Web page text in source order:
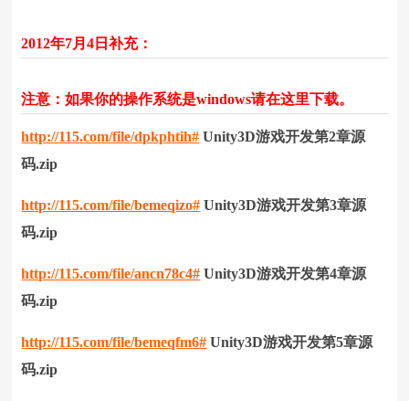
2012年7月4日补充：
注意：如果你的操作系统是windows请在这里下载。
http://115.com/file/dpkphtih# Unity3D游戏开发第2章源
码.zip
http://115.com/file/bemeqizo# Unity3D游戏开发第3章源
码.zip
http://115.com/file/ancn78c4# Unity3D游戏开发第4章源
码.zip
http://115.com/file/bemeqfm6# Unity3D游戏开发第5章源
码.zip